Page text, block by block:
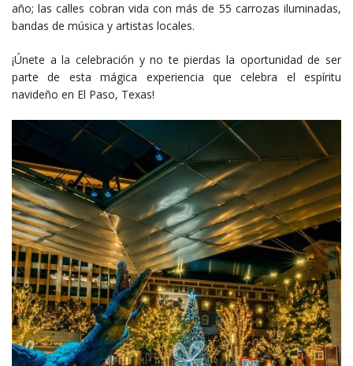
año; las calles cobran vida con más de 55 carrozas iluminadas,
bandas de música y artistas locales.
¡Únete a la celebración y no te pierdas la oportunidad de ser
parte de esta mágica experiencia que celebra el espíritu
navideño en El Paso, Texas!